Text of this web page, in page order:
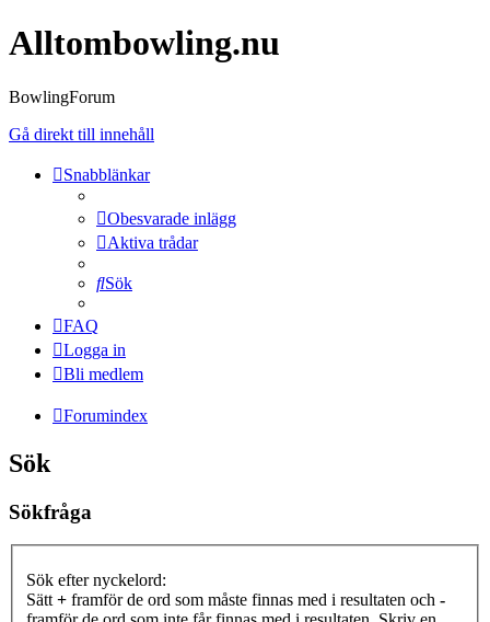
Alltombowling.nu
BowlingForum
Gå direkt till innehåll
Snabblänkar
Obesvarade inlägg
Aktiva trådar
Sök
FAQ
Logga in
Bli medlem
Forumindex
Sök
Sökfråga
Sök efter nyckelord:
Sätt + framför de ord som måste finnas med i resultaten och -